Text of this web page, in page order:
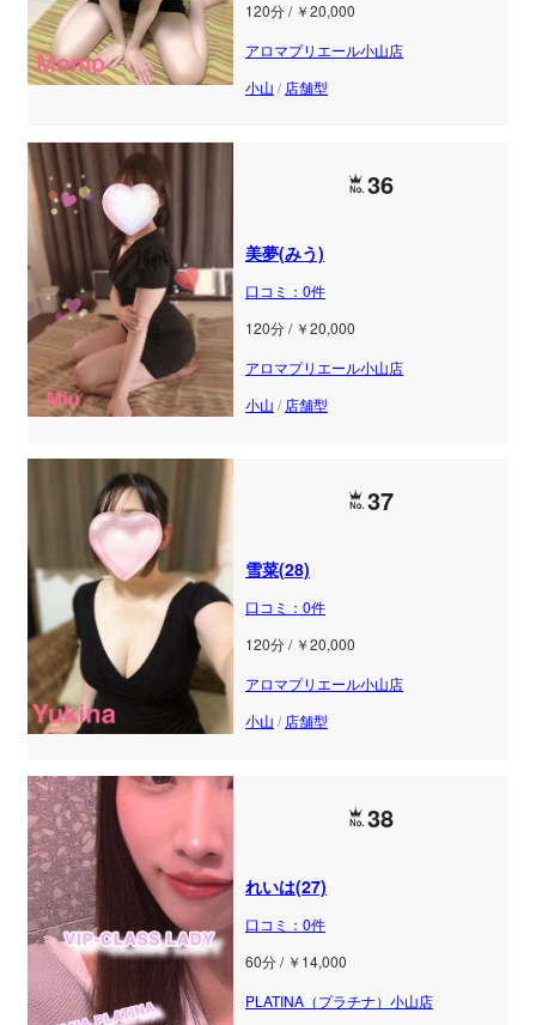
120分 / ￥20,000
アロマプリエール小山店
小山 /店舗型
36
美夢(みう)
口コミ：0件
120分 / ￥20,000
アロマプリエール小山店
小山 / 店舗型
37
雪菜(28)
口コミ：0件
120分 / ￥20,000
アロマプリエール小山店
小山 / 店舗型
38
れいは(27)
口コミ：0件
60分 / ￥14,000
PLATINA（プラチナ）小山店